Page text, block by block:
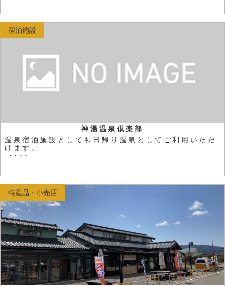
神湯温泉倶楽部
温泉宿泊施設としても日帰り温泉としてご利用いただ
けます。
････
宿泊施設
特産品・小売店